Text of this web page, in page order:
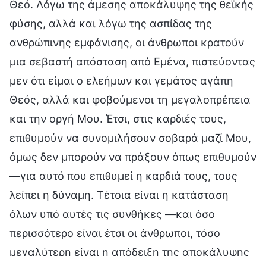
Θεό. Λόγω της άμεσης αποκάλυψης της θεϊκής
φύσης, αλλά και λόγω της ασπίδας της
ανθρώπινης εμφάνισης, οι άνθρωποι κρατούν
μια σεβαστή απόσταση από Εμένα, πιστεύοντας
μεν ότι είμαι ο ελεήμων και γεμάτος αγάπη
Θεός, αλλά και φοβούμενοι τη μεγαλοπρέπεια
και την οργή Μου. Έτσι, στις καρδιές τους,
επιθυμούν να συνομιλήσουν σοβαρά μαζί Μου,
όμως δεν μπορούν να πράξουν όπως επιθυμούν
—για αυτό που επιθυμεί η καρδιά τους, τους
λείπει η δύναμη. Τέτοια είναι η κατάσταση
όλων υπό αυτές τις συνθήκες —και όσο
περισσότερο είναι έτσι οι άνθρωποι, τόσο
μεγαλύτερη είναι η απόδειξη της αποκάλυψης